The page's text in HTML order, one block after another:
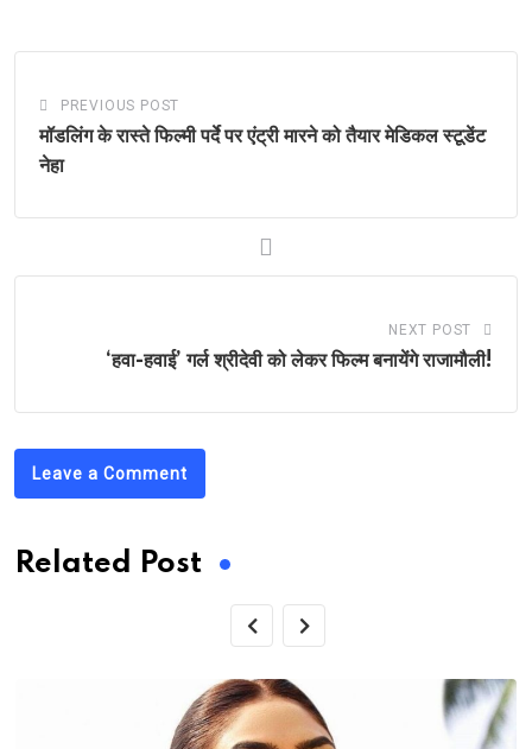
PREVIOUS POST
मॉडलिंग के रास्ते फिल्मी पर्दे पर एंट्री मारने को तैयार मेडिकल स्टूडेंट
नेहा
NEXT POST
‘हवा-हवाई’ गर्ल श्रीदेवी को लेकर फिल्म बनायेंगे राजामौली!
Leave a Comment
Related Post